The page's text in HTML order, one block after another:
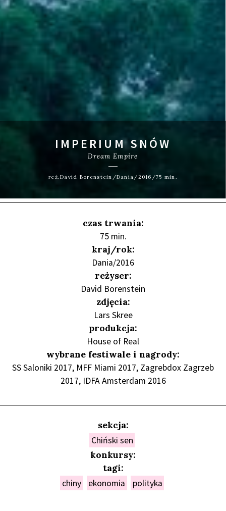
IMPERIUM SNÓW
Dream Empire
reż.David Borenstein/Dania/2016/75 min.
czas trwania:
75 min.
kraj/rok:
Dania/2016
reżyser:
David Borenstein
zdjęcia:
Lars Skree
produkcja:
House of Real
wybrane festiwale i nagrody:
SS Saloniki 2017, MFF Miami 2017, Zagrebdox Zagrzeb
2017, IDFA Amsterdam 2016
sekcja:
Chiński sen
konkursy:
tagi:
chiny ekonomia polityka